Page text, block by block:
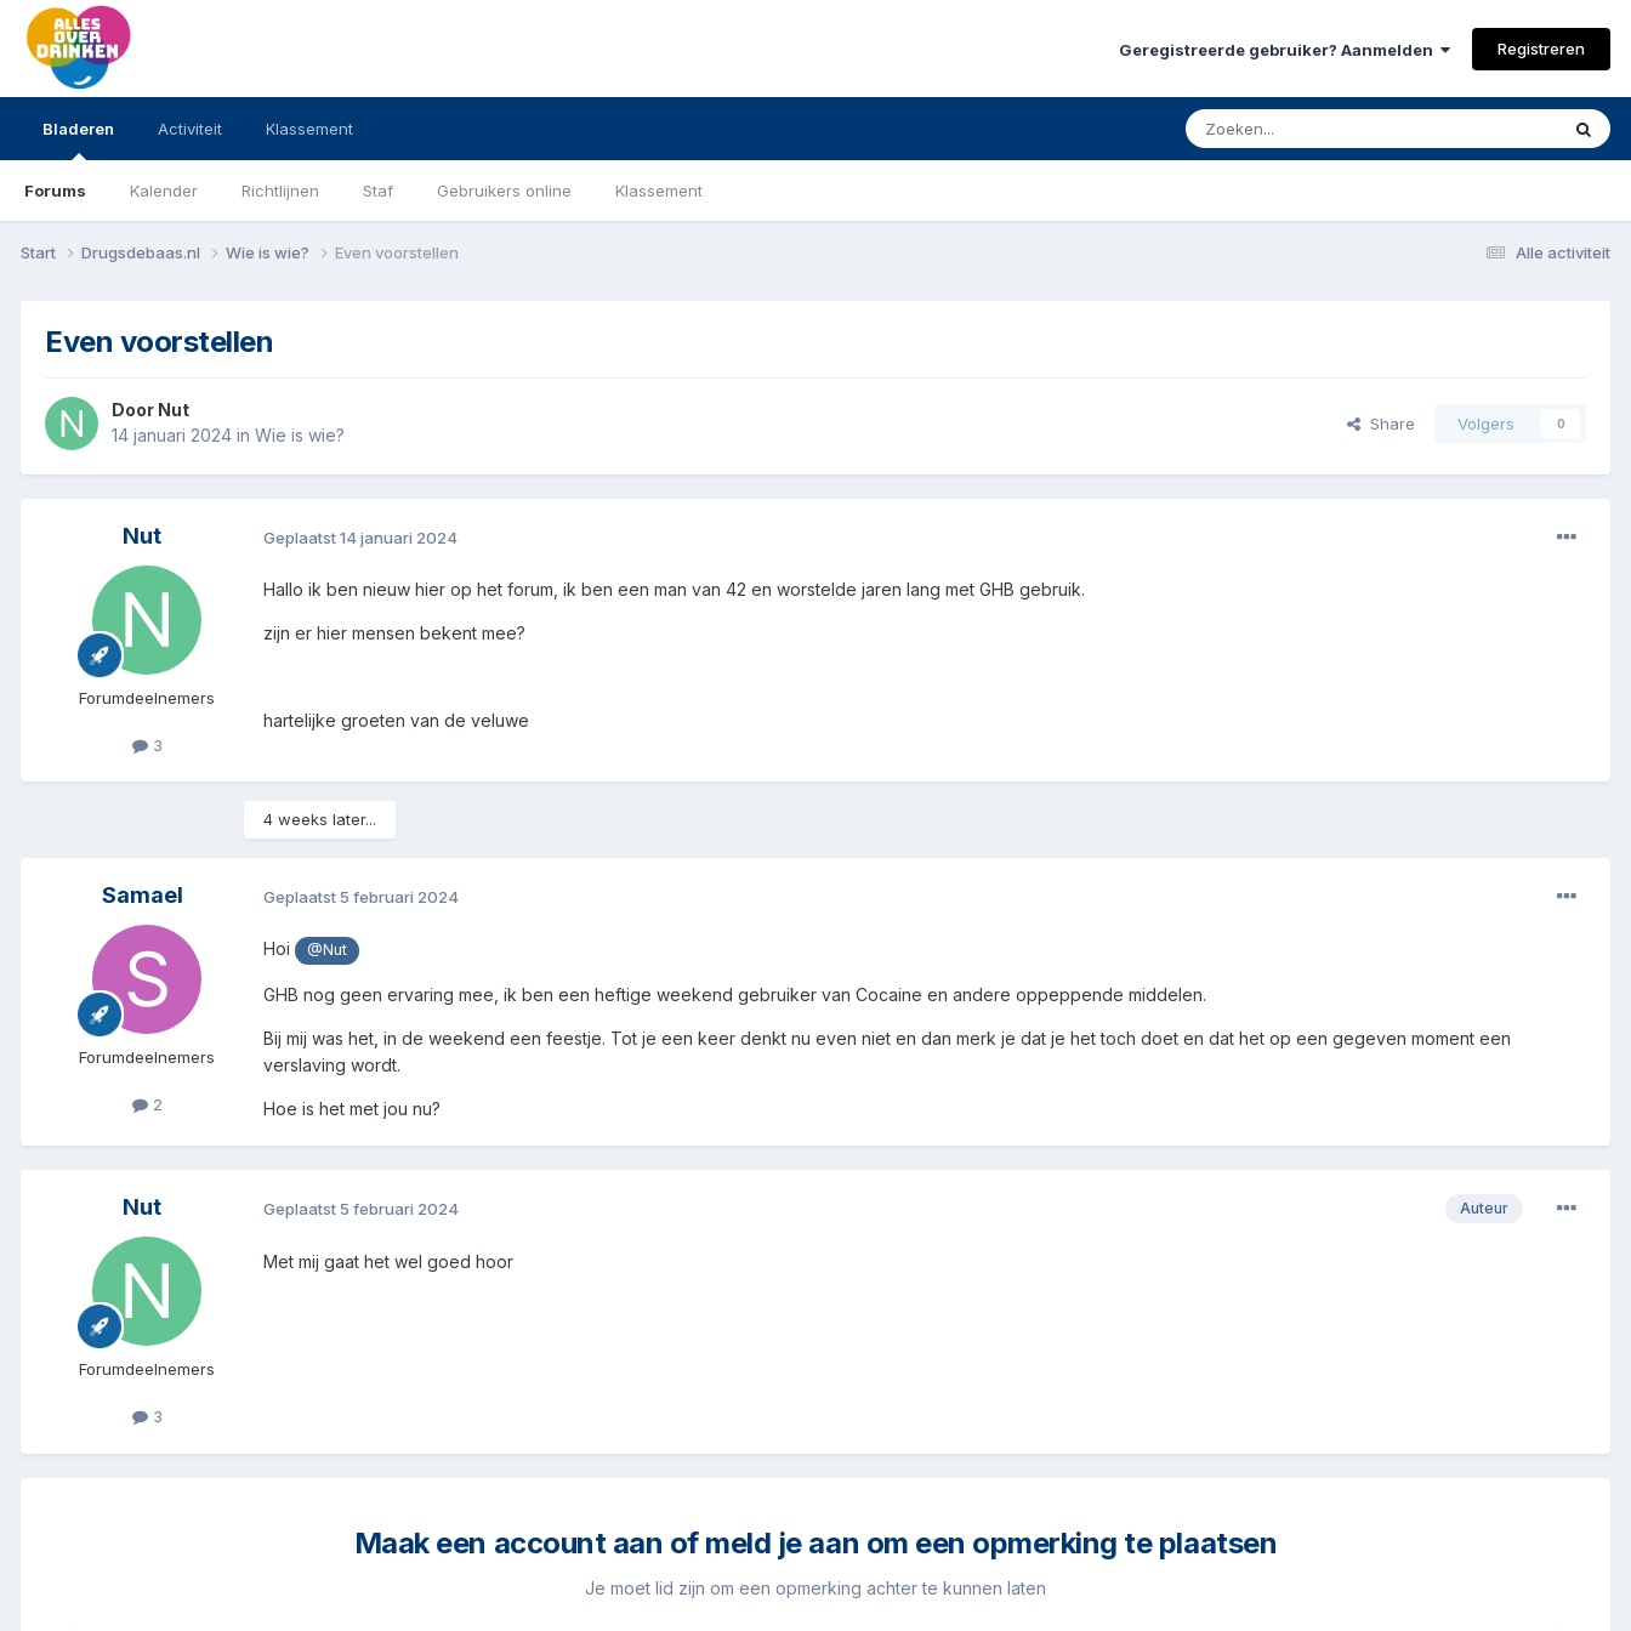
Geregistreerde gebruiker? Aanmelden Registreren
Bladeren
Forums Kalender Richtlijnen Staf Gebruikers online Klassement
Activiteit Klassement
Alle activiteit
Start Drugsdebaas.nl Wie is wie? Even voorstellen
Even voorstellen
Door Nut
14 januari 2024 in Wie is wie?
Share Volgers 0
Nut
Forumdeelnemers
3
Geplaatst14 januari 2024
Hallo ik ben nieuw hier op het forum, ik ben een man van 42 en worstelde jaren lang met GHB gebruik.
zijn er hier mensen bekent mee?
hartelijke groeten van de veluwe
4 weeks later...
Samael
Forumdeelnemers
2
Geplaatst 5 februari 2024
Hoi @Nut
GHB nog geen ervaring mee, ik ben een heftige weekend gebruiker van Cocaine en andere oppeppende middelen.
Bij mij was het, in de weekend een feestje. Tot je een keer denkt nu even niet en dan merk je dat je het toch doet en dat het op een gegeven moment een
verslaving wordt.
Hoe is het met jou nu?
Nut
Forumdeelnemers
3
Auteur
Geplaatst 5 februari 2024
Met mij gaat het wel goed hoor
Maak een account aan of meld je aan om een opmerking te plaatsen
Je moet lid zijn om een opmerking achter te kunnen laten